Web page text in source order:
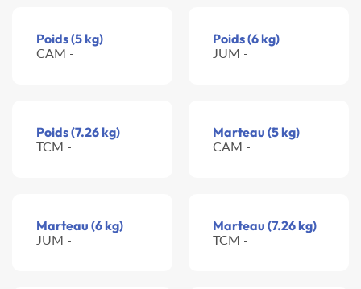
Poids (5 kg)
CAM -
Poids (6 kg)
JUM -
Poids (7.26 kg)
TCM -
Marteau (5 kg)
CAM -
Marteau (6 kg)
JUM -
Marteau (7.26 kg)
TCM -